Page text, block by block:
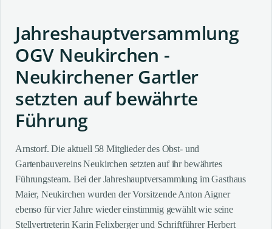
Jahreshauptversammlung
OGV Neukirchen -
Neukirchener Gartler
setzten auf bewährte
Führung
Arnstorf. Die aktuell 58 Mitglieder des Obst- und
Gartenbauvereins Neukirchen setzten auf ihr bewährtes
Führungsteam. Bei der Jahreshauptversammlung im Gasthaus
Maier, Neukirchen wurden der Vorsitzende Anton Aigner
ebenso für vier Jahre wieder einstimmig gewählt wie seine
Stellvertreterin Karin Felixberger und Schriftführer Herbert